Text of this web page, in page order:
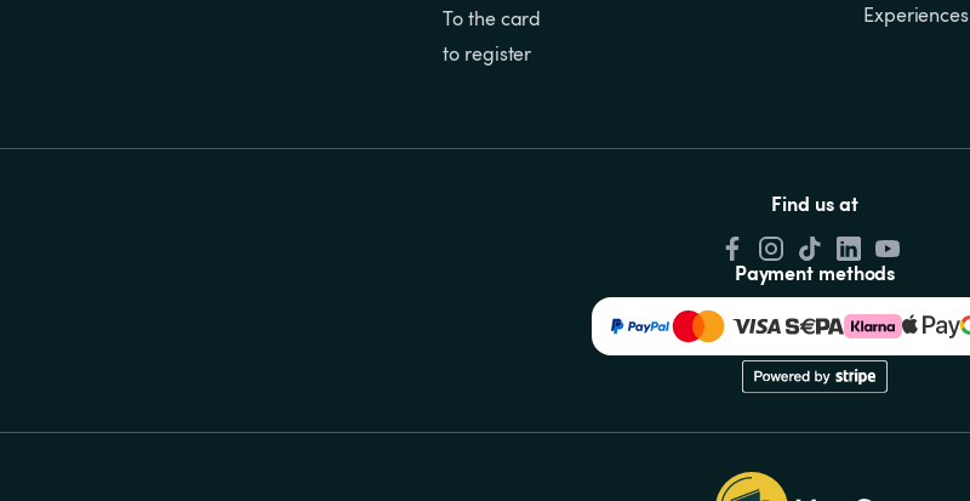
To the card
to register
Experiences
Find us at
Payment methods